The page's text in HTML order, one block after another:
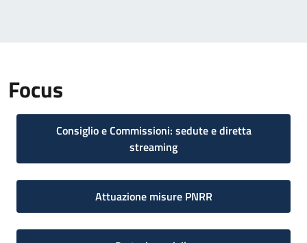
Focus
Consiglio e Commissioni: sedute e diretta
streaming
Attuazione misure PNRR